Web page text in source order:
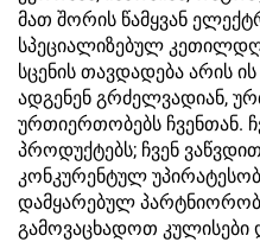
მათ შორის წამყვან
სპეციალიზებულ
სცენის თავდადება არის
ადგენენ გრძელვადიან,
ურთიერთობებს ჩვენთან.
პროდუქტებს; ჩვენ
კონკურენტულ
დამყარებულ
გამოვაცხადოთ კულისები